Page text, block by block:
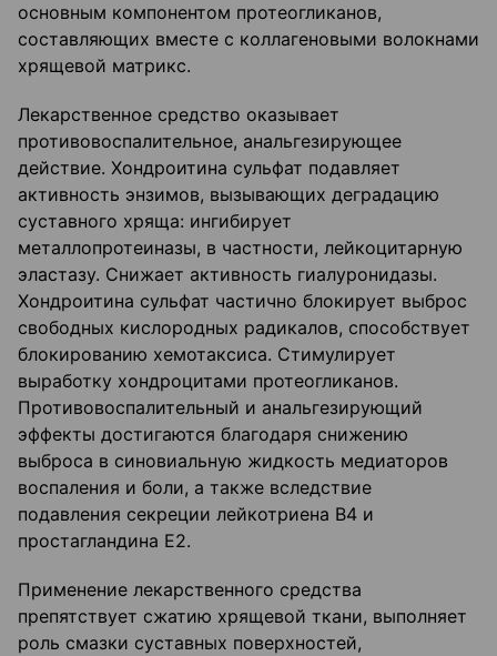
основным компонентом протеогликанов,
составляющих вместе с коллагеновыми волокнами
хрящевой матрикс.
Лекарственное средство оказывает
противовоспалительное, анальгезирующее
действие. Хондроитина сульфат подавляет
активность энзимов, вызывающих деградацию
суставного хряща: ингибирует
металлопротеиназы, в частности, лейкоцитарную
эластазу. Снижает активность гиалуронидазы.
Хондроитина сульфат частично блокирует выброс
свободных кислородных радикалов, способствует
блокированию хемотаксиса. Стимулирует
выработку хондроцитами протеогликанов.
Противовоспалительный и анальгезирующий
эффекты достигаются благодаря снижению
выброса в синовиальную жидкость медиаторов
воспаления и боли, а также вследствие
подавления секреции лейкотриена В4 и
простагландина Е2.
Применение лекарственного средства
препятствует сжатию хрящевой ткани, выполняет
роль смазки суставных поверхностей,